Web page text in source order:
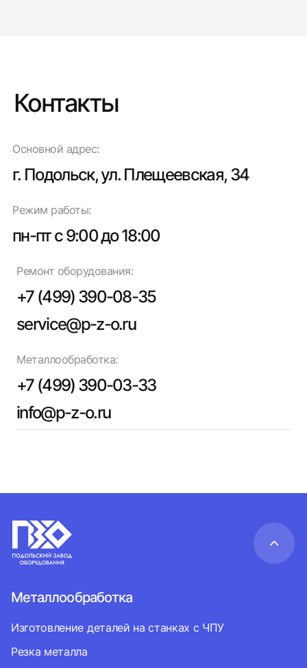
Контакты
Основной адрес:
г. Подольск, ул. Плещеевская, 34
Режим работы:
пн-пт с 9:00 до 18:00
Ремонт оборудования:
+7 (499) 390-08-35
service@p-z-o.ru
Металлообработка:
+7 (499) 390-03-33
info@p-z-o.ru
Металлообработка
Изготовление деталей на станках с ЧПУ
Резка металла